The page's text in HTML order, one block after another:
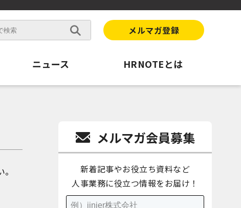
メルマガ登録
ニュース HRNOTEとは
メルマガ会員募集
新着記事やお役立ち資料など
人事業務に役立つ情報をお届け！